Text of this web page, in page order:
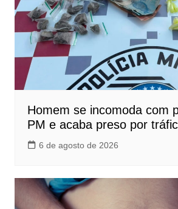
Homem se incomoda com
PM e acaba preso por
6 de agosto de 2026